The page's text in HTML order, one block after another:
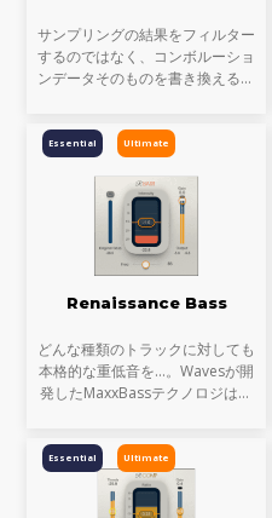
サンプリングの結果をフィルター
するのではなく、コンボルーショ
ンデータそのものを書き換えるこ
フェースを備えるコンボリューシ
Ultimate
Essential
Renaissance Bass
どんな種類のトラックに対しても
本格的な重低音を…。Wavesが開
発したMaxxBassテクノロジは、
まれるベース成分を際立たせ、さ
らにはスピーカーの周波数
Ultimate
Essential